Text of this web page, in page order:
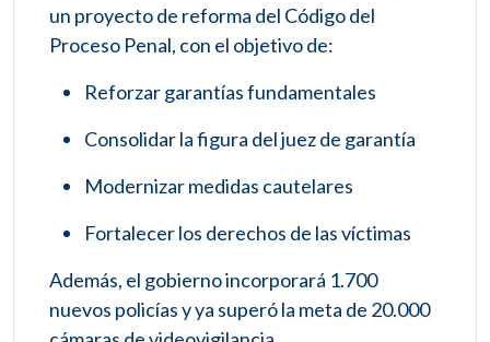
un proyecto de reforma del Código del
Proceso Penal, con el objetivo de:
Reforzar garantías fundamentales
Consolidar la figura del juez de garantía
Modernizar medidas cautelares
Fortalecer los derechos de las víctimas
Además, el gobierno incorporará 1.700
nuevos policías y ya superó la meta de 20.000